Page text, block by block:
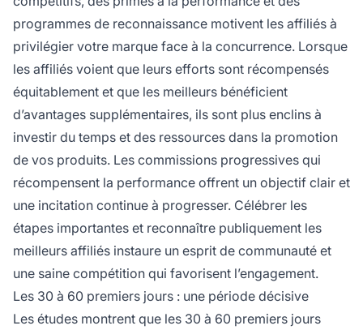
programmes de reconnaissance motivent les affiliés à
privilégier votre marque face à la concurrence. Lorsque
les affiliés voient que leurs efforts sont récompensés
équitablement et que les meilleurs bénéficient
d’avantages supplémentaires, ils sont plus enclins à
investir du temps et des ressources dans la promotion
de vos produits. Les commissions progressives qui
récompensent la performance offrent un objectif clair et
une incitation continue à progresser. Célébrer les
étapes importantes et reconnaître publiquement les
meilleurs affiliés instaure un esprit de communauté et
une saine compétition qui favorisent l’engagement.
Les 30 à 60 premiers jours : une période décisive
Les études montrent que les 30 à 60 premiers jours